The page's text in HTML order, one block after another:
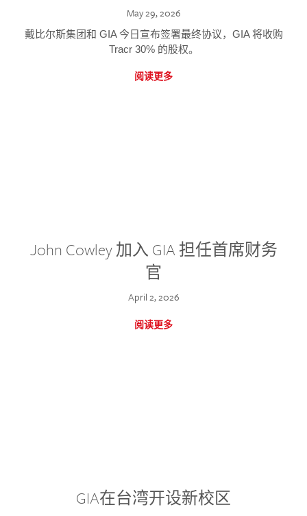
May 29, 2026
戴比尔斯集团和 GIA 今日宣布签署最终协议，GIA 将收购
Tracr 30% 的股权。
阅读更多
John Cowley 加入 GIA 担任首席财务
官
April 2, 2026
阅读更多
GIA在台湾开设新校区